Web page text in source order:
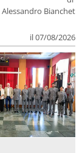
Alessandro Bianchet
il 07/08/2026